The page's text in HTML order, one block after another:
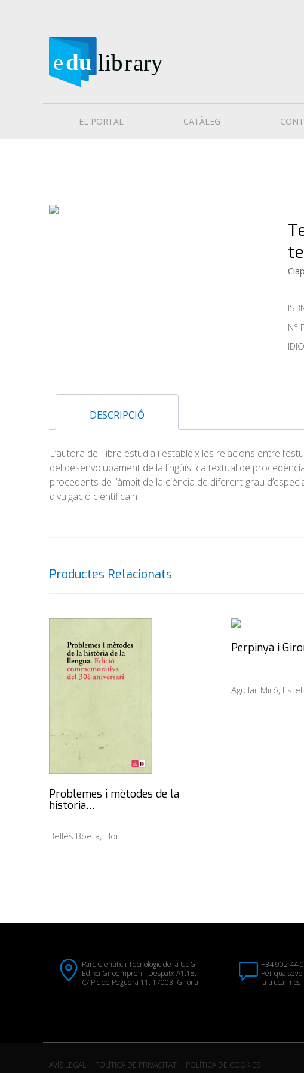
EL PORTAL CATÀLEG
N°
DESCRIPCIÓ
L’autora del llibre estudia i estableix les relacions entre
del desenvolupament de la lingüística textual de
procedents de l’àmbit de la ciència de diferent grau
divulgació científica.n
Productes Relacionats
Problemes i mètodes de la
història…
Bellés Boeta, Eloi
Perpinyà i
Aguilar Miró, Estel
Parc Científic i Tecnològic de la UdG
Edifici Giroempren - Despatx A1.18.
C/ Pic de Peguera 11. 17003, Girona
+34 902 44
Per
a trucar-nos
AVÍS LEGAL POLÍTICA DE PRIVACITAT POLÍTICA DE COOKIES